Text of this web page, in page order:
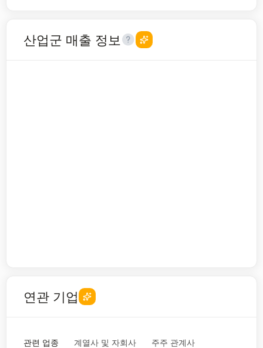
산업군 매출 정보
연관 기업
관련 업종 계열사 및 자회사 주주 관계사